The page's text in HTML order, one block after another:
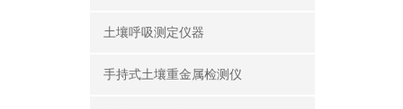
土壤呼吸测定仪器
手持式土壤重金属检测仪